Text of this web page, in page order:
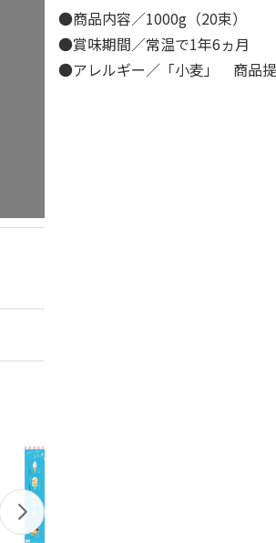
●商品内容／1000g（20束）
●賞味期間／常温で1年6ヵ月
●アレルギー／「小麦」 商品提